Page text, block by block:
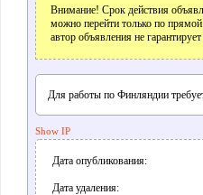
Внимание! Срок действия
можно перейти только по
автор объявления не
Для работы по Финляндии
Show IP
Дата опубликования:
Дата удаления: